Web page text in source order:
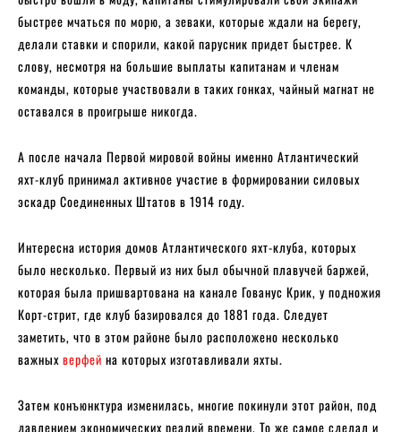
быстрее мчаться по морю, а зеваки, которые ждали на берегу,
делали ставки и спорили, какой парусник придет быстрее. К
слову, несмотря на большие выплаты капитанам и членам
команды, которые участвовали в таких гонках, чайный магнат не
оставался в проигрыше никогда.
А после начала Первой мировой войны именно Атлантический
яхт-клуб принимал активное участие в формировании силовых
эскадр Соединенных Штатов в 1914 году.
Интересна история домов Атлантического яхт-клуба, которых
было несколько. Первый из них был обычной плавучей баржей,
которая была пришвартована на канале Гованус Крик, у подножия
Корт-стрит, где клуб базировался до 1881 года. Следует
заметить, что в этом районе было расположено несколько
важных верфей на которых изготавливали яхты.
Затем конъюнктура изменилась, многие покинули этот район, под
давлением экономических реалий времени. То же самое сделал и